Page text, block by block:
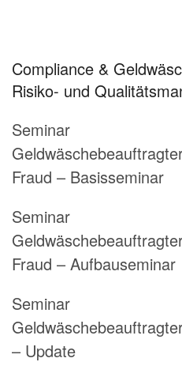
Compliance &
Risiko- und
Seminar
Fraud – Basisseminar
Seminar
Fraud – Aufbauseminar
Seminar
– Update